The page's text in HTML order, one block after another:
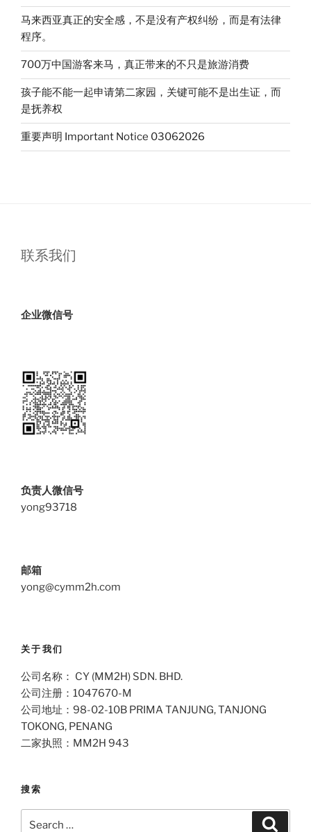
马来西亚真正的安全感，不是没有产权纠纷，而是有法律
程序。
700万中国游客来马，真正带来的不只是旅游消费
孩子能不能一起申请第二家园，关键可能不是出生证，而
是抚养权
重要声明 Important Notice 03062026
联系我们
企业微信号
负责人微信号
yong93718
邮箱
yong@cymm2h.com
关于我们
公司名称： CY (MM2H) SDN. BHD.
公司注册：1047670-M
公司地址：98-02-10B PRIMA TANJUNG, TANJONG
TOKONG, PENANG
二家执照：MM2H 943
搜索